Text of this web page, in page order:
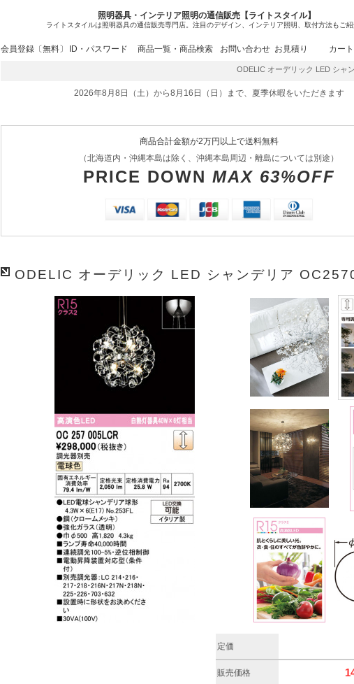
照明器具・インテリア照明の通信販売【ライトスタイル】
ライトスタイルは照明器具の通信販売専門店。注目のデザイン、インテリア照明、取付方法もご紹
会員登録〔無料〕 ID・パスワード 商品一覧・商品検索 お問い合わせ お見積り カー
ODELIC オーデリック LED シャンデ
2026年8月8日（土）から8月16日（日）まで、夏季休暇をいただきます
商品合計金額が2万円以上で送料無料
（北海道内・沖縄本島は除く、沖縄本島周辺・離島については別途）
PRICE DOWN MAX 63%OFF
ODELIC オーデリック LED シャンデリア
定価
販売価格